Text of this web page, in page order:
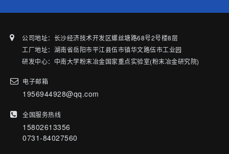
公司地址：长沙经济技术开发区螺丝塘路68号2号楼8层
工厂地址：湖南省岳阳市平江县伍市镇华文路伍市工业园
研发中心：中南大学粉末冶金国家重点实验室(粉末冶金研究院)
电子邮箱
1956944928@qq.com
全国服务热线
15802613356
0731-84027560